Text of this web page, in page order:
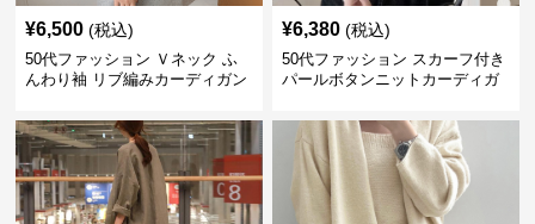
¥6,500 (税込)
50代ファッション Ｖネック ふ
んわり袖 リブ編みカーディガン
¥6,380 (税込)
50代ファッション スカーフ付き
パールボタンニットカーディガ